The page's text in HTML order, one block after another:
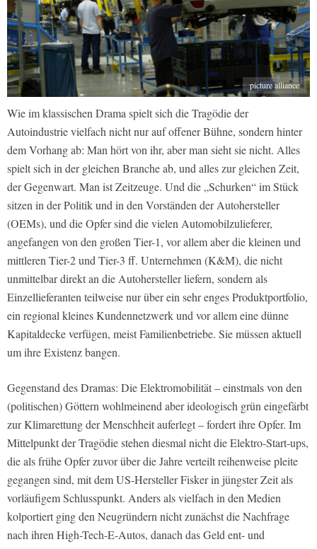
picture alliance
Wie im klassischen Drama spielt sich die Tragödie der
Autoindustrie vielfach nicht nur auf offener Bühne, sondern hinter
dem Vorhang ab: Man hört von ihr, aber man sieht sie nicht. Alles
spielt sich in der gleichen Branche ab, und alles zur gleichen Zeit,
der Gegenwart. Man ist Zeitzeuge. Und die „Schurken“ im Stück
sitzen in der Politik und in den Vorständen der Autohersteller
(OEMs), und die Opfer sind die vielen Automobilzulieferer,
angefangen von den großen Tier-1, vor allem aber die kleinen und
mittleren Tier-2 und Tier-3 ff. Unternehmen (K&M), die nicht
unmittelbar direkt an die Autohersteller liefern, sondern als
Einzellieferanten teilweise nur über ein sehr enges Produktportfolio,
ein regional kleines Kundennetzwerk und vor allem eine dünne
Kapitaldecke verfügen, meist Familienbetriebe. Sie müssen aktuell
um ihre Existenz bangen.
Gegenstand des Dramas: Die Elektromobilität – einstmals von den
(politischen) Göttern wohlmeinend aber ideologisch grün eingefärbt
zur Klimarettung der Menschheit auferlegt – fordert ihre Opfer. Im
Mittelpunkt der Tragödie stehen diesmal nicht die Elektro-Start-ups,
die als frühe Opfer zuvor über die Jahre verteilt reihenweise pleite
gegangen sind, mit dem US-Hersteller Fisker in jüngster Zeit als
vorläufigem Schlusspunkt. Anders als vielfach in den Medien
kolportiert ging den Neugründern nicht zunächst die Nachfrage
nach ihren High-Tech-E-Autos, danach das Geld ent- und